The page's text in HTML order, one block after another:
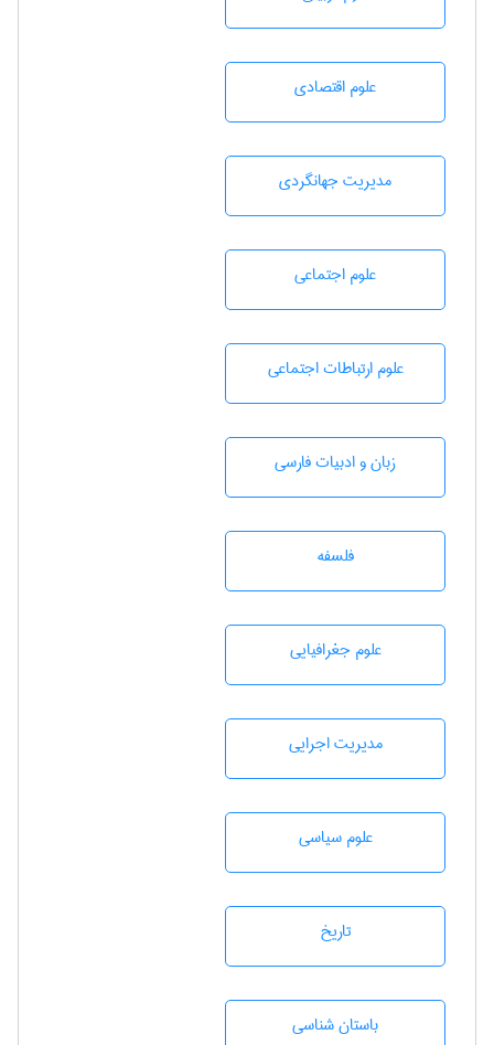
علوم اقتصادی
مديريت جهانگردی
علوم اجتماعی
علوم ارتباطات اجتماعی
زبان و ادبيات فارسی
فلسفه
علوم جغرافيايی
مديريت اجرايی
علوم سياسی
تاريخ
باستان شناسی